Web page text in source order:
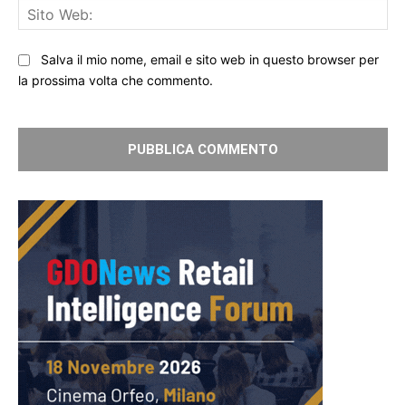
Salva il mio nome, email e sito web in questo browser per
la prossima volta che commento.